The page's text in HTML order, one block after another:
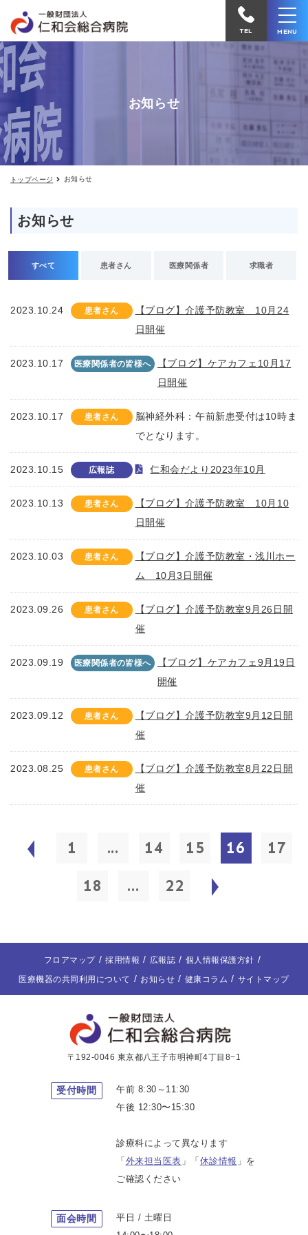
せ
病
院
電
TEL MENU
お知らせ
トップページ お知らせ
お知らせ
すべて 患者さん 医療関係者 求職者
2023.10.24 患者さん
【ブログ】介護予防教室 10月24
日開催
2023.10.17 医療関係者の皆様へ
【ブログ】ケアカフェ10月17
日開催
2023.10.17 患者さん
脳神経外科：午前新患受付は10時ま
でとなります。
2023.10.15 広報誌 仁和会だより2023年10月
2023.10.13 患者さん
【ブログ】介護予防教室 10月10
日開催
2023.10.03 患者さん
【ブログ】介護予防教室・浅川ホー
ム 10月3日開催
2023.09.26 患者さん
【ブログ】介護予防教室9月26日開
催
2023.09.19 医療関係者の皆様へ
【ブログ】ケアカフェ9月19日
開催
2023.09.12 患者さん
【ブログ】介護予防教室9月12日開
催
2023.08.25 患者さん
【ブログ】介護予防教室8月22日開
催
1 ... 14 15 16
17
18
... 22
フロアマップ 採用情報 広報誌
個人情報保護方針
医療機器の共同利用について
お知らせ 健康コラム サイトマップ
〒192-0046 東京都八王子市明神町4丁目8−1
受付時間
午前 8:30～11:30
午後 12:30〜15:30
診療科によって異なります
「 外来担当医表 」「 休診情報 」を
ご確認ください
面会時間
平日 / 土曜日